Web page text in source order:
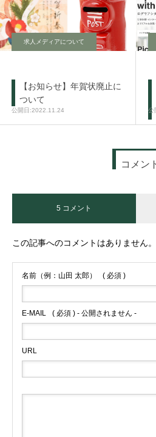
求人メディアについて
【お知らせ】年賀状廃止に
ついて
2022.11.24
コメン
5 コメント
この記事へのコメントはありません。
名前（例：山田 太郎） ( 必須 )
E-MAIL ( 必須 ) - 公開されません -
URL